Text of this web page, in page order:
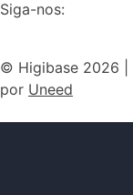
Siga-nos:
© Higibase 2026 |
por Uneed